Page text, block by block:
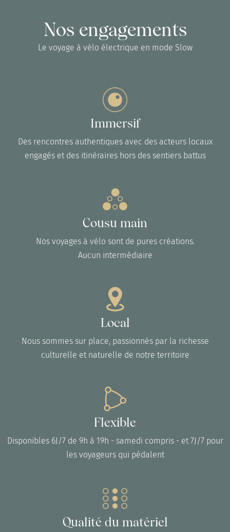
Nos engagements
Le voyage à vélo électrique en mode Slow
Immersif
Des rencontres authentiques avec des acteurs locaux
engagés et des itinéraires hors des sentiers battus
Cousu main
Nos voyages à vélo sont de pures créations.
Aucun intermédiaire
Local
Nous sommes sur place, passionnés par la richesse
culturelle et naturelle de notre territoire
Flexible
Disponibles 6J/7 de 9h à 19h - samedi compris - et 7J/7 pour
les voyageurs qui pédalent
Qualité du matériel